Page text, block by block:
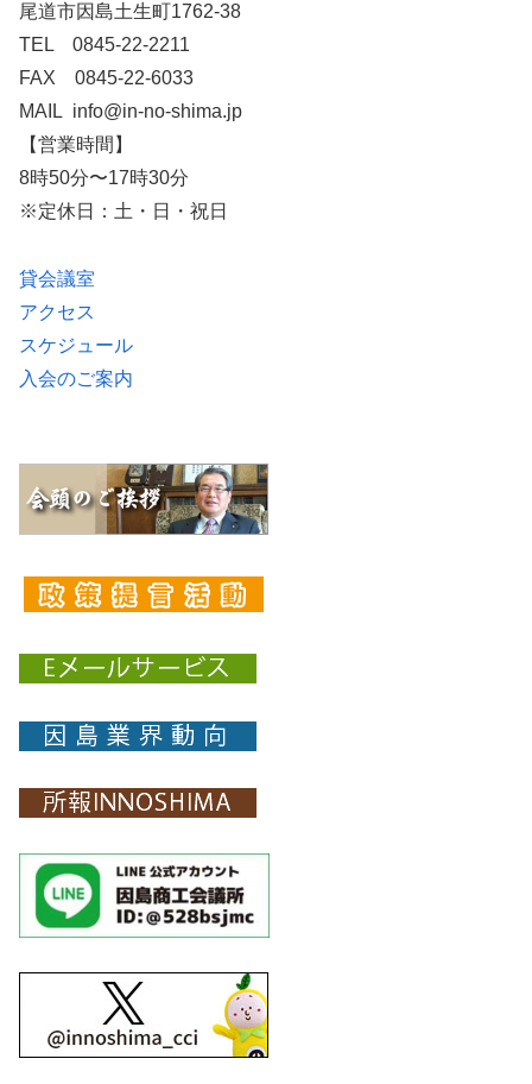
尾道市因島土生町1762-38
TEL 0845-22-2211
FAX 0845-22-6033
MAIL info@in-no-shima.jp
【営業時間】
8時50分〜17時30分
※定休日：土・日・祝日
貸会議室
アクセス
スケジュール
入会のご案内